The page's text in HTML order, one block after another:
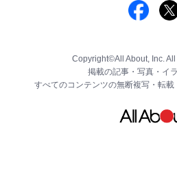
Copyright©All About, Inc.
掲載の記事・写真・イ
すべてのコンテンツの無断複写・転載